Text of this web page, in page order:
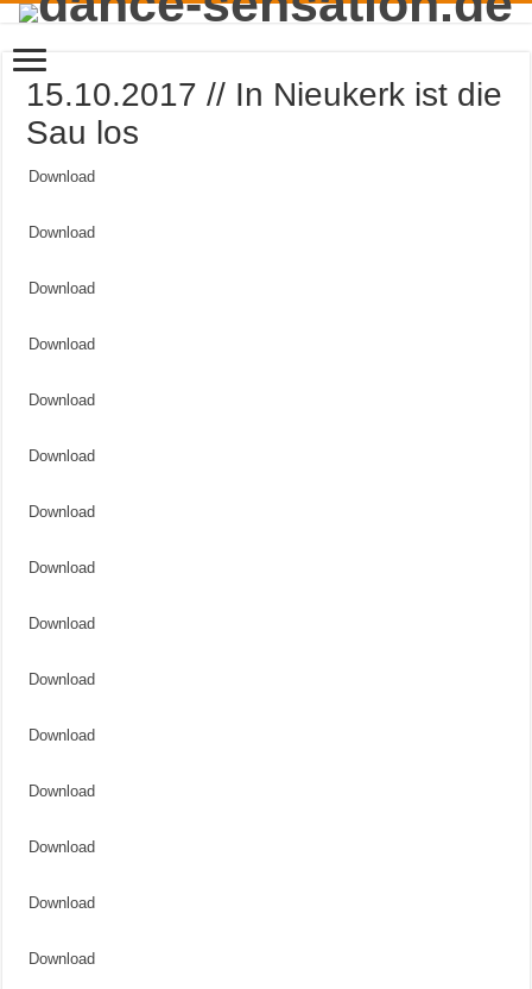
15.10.2017 // In Nieukerk ist die
Sau los
Download
Download
Download
Download
Download
Download
Download
Download
Download
Download
Download
Download
Download
Download
Download